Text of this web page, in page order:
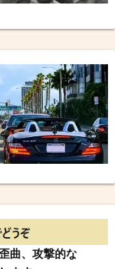
曲、攻撃的な